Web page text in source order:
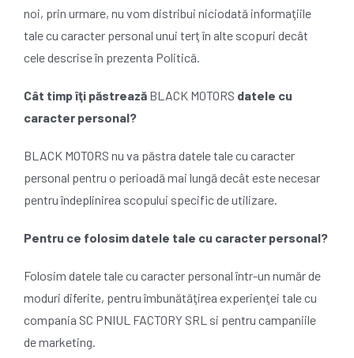
noi, prin urmare, nu vom distribui niciodată informaţiile
tale cu caracter personal unui terţ în alte scopuri decât
cele descrise în prezenta Politică.
Cât timp îţi păstrează BLACK MOTORS datele cu
caracter personal?
BLACK MOTORS nu va păstra datele tale cu caracter
personal pentru o perioadă mai lungă decât este necesar
pentru îndeplinirea scopului specific de utilizare.
Pentru ce folosim datele tale cu caracter personal?
Folosim datele tale cu caracter personal într-un număr de
moduri diferite, pentru îmbunătăţirea experienţei tale cu
compania SC PNIUL FACTORY SRL si pentru campaniile
de marketing.